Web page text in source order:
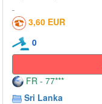
3,60 EUR
0
FR - 77***
Sri Lanka